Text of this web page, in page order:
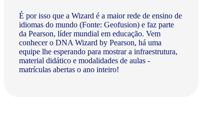
É por isso que a Wizard é a maior rede de ensino de
idiomas do mundo (Fonte: Geofusion) e faz parte
da Pearson, líder mundial em educação. Vem
conhecer o DNA Wizard by Pearson, há uma
equipe lhe esperando para mostrar a infraestrutura,
material didático e modalidades de aulas -
matrículas abertas o ano inteiro!